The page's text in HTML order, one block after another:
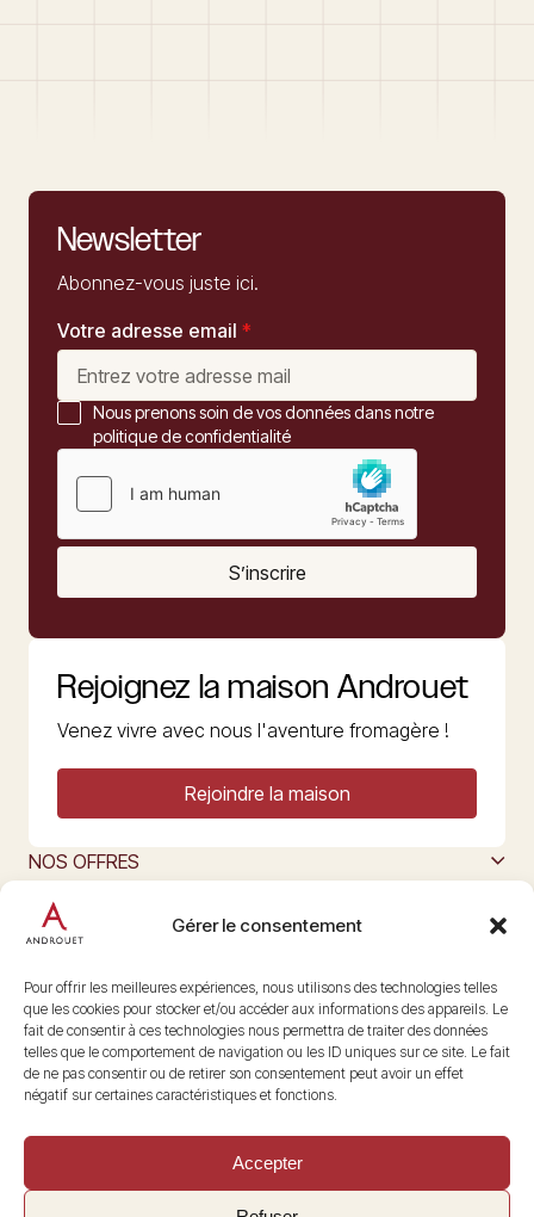
Gérer le consentement
Pour offrir les meilleures expériences, nous utilisons des technologies telles
que les cookies pour stocker et/ou accéder aux informations des appareils. Le
fait de consentir à ces technologies nous permettra de traiter des données
telles que le comportement de navigation ou les ID uniques sur ce site. Le fait
de ne pas consentir ou de retirer son consentement peut avoir un effet
négatif sur certaines caractéristiques et fonctions.
Accepter
Newsletter
Abonnez-vous juste ici.
Votre adresse email *
Nous prenons soin de vos données dans notre
politique de confidentialité
S’inscrire
Rejoignez la maison Androuet
Venez vivre avec nous l'aventure fromagère !
Rejoindre la maison
NOS OFFRES
L’ART DU FROMAGE
Nous suivre
@maisonandrouet
Copyright © 2026 Androuet
Site parMake the Grade